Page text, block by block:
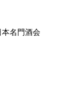
本名門酒会